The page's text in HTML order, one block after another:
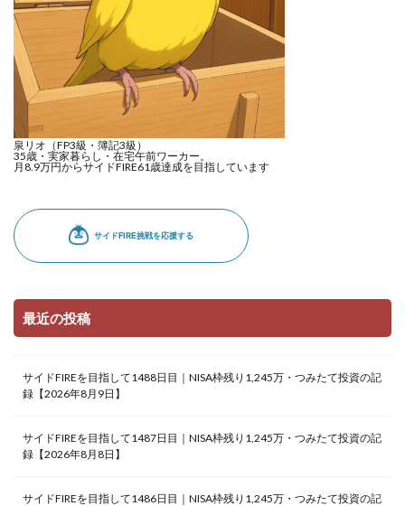
泉リオ（FP3級・簿記3級）
35歳・実家暮らし・在宅午前ワーカー。
月8.9万円からサイドFIRE61歳達成を目指しています
最近の投稿
サイドFIREを目指して1488日目｜NISA枠残り1,245万・つみたて投資の記
録【2026年8月9日】
サイドFIREを目指して1487日目｜NISA枠残り1,245万・つみたて投資の記
録【2026年8月8日】
サイドFIREを目指して1486日目｜NISA枠残り1,245万・つみたて投資の記